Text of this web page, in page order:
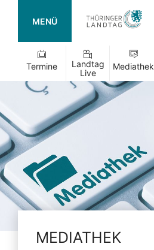
MENÜ
Termine
Landtag
Live
Mediathek
MEDIATHEK